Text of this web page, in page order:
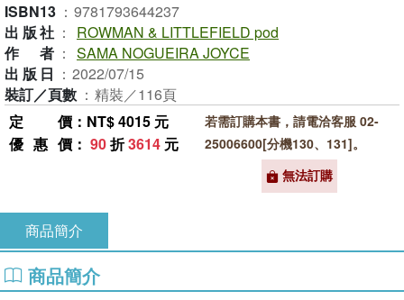
ISBN13 ： 9781793644237
出版社 ：
ROWMAN & LITTLEFIELD pod
作者 ： SAMA NOGUEIRA JOYCE
出版日 ： 2022/07/15
裝訂／頁數 ： 精裝／116頁
定價 ：NT$ 4015 元
優惠價 ： 90折3614 元
若需訂購本書，請電洽客服 02-
25006600[分機130、131]。
無法訂購
商品簡介
商品簡介